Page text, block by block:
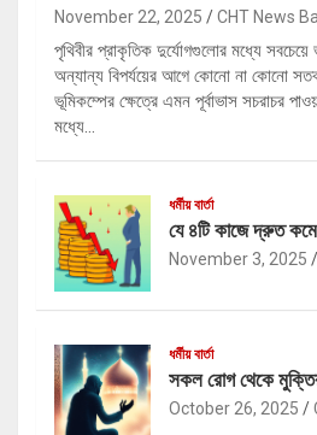
November 22, 2025 CHT News
পৃথিবীর প্রাকৃতিক দুর্যোগগুলোর মধ্যে
অন্যান্য বিপর্যয়ের আগে কোনো না কোনো
ভূমিকম্পের ক্ষেত্রে এমন পূর্বাভাস সচরাচর
মধ্যে…
ধর্মীয় বার্তা
যে ৪টি কাজে দ্রুত
November 3, 2025
ধর্মীয় বার্তা
সকল রোগ থেকে
October 26, 2025